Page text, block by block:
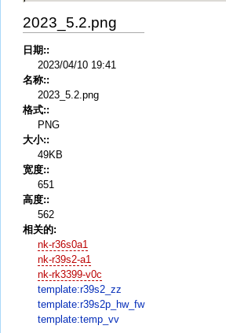
2023_5.2.png
日期::
2023/04/10 19:41
名称::
2023_5.2.png
格式::
PNG
大小::
49KB
宽度::
651
高度::
562
相关的:
nk-r36s0a1
nk-r39s2-a1
nk-rk3399-v0c
template:r39s2_zz
template:r39s2p_hw_fw
template:temp_vv